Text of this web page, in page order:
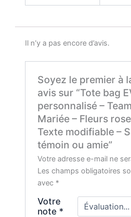
Il n’y a pas encore d’avis.
Soyez le premier à
avis sur “Tote bag
personnalisé –
Mariée – Fleurs
Texte modifiable –
témoin ou amie”
Votre adresse e-mail ne
Les champs obligatoires
avec *
Votre
note *